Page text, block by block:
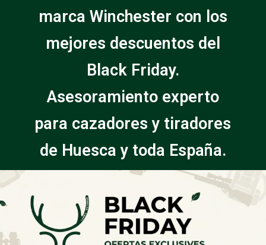
marca Winchester con los
mejores descuentos del
Black Friday.
Asesoramiento experto
para cazadores y tiradores
de Huesca y toda España.